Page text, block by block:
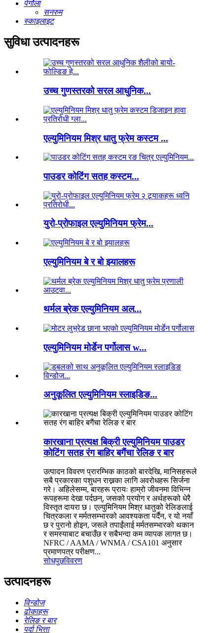
पेर्गोला
सनरुम
स्काइलाइट
सुविधा उत्पादनहरू
उच्च गुणस्तरको सरल आधुनिक...
एल्युमिनियम मिश्र धातु फ्रेम कस्टम ...
पाउडर कोटिंग सतह कस्टम...
युरो-प्रोफाइल एल्युमिनियम फ्रेम...
एल्युमिनियम बे र बो झ्यालहरू
थर्मल ब्रेक एल्युमिनियम अल...
एल्युमिनियम मोर्डेन पर्गोलास w...
अनुकूलित एल्युमिनियम स्लाइडिङ...
कारखाना प्रत्यक्ष बिक्री एल्युमिनियम पाउडर
कोटिंग सतह रंग बाहिर बगैंचा रेलिङ र बार
उत्पादन विवरण प्रारम्भिक काठको बारदेखि, मानिसहरूले
सबै प्रकारका पशुधन राख्नका लागि अवरोधहरू सिर्जना
गरे। अहिलेसम्म, बारहरू प्रायः हाम्रो जीवनमा विभिन्न
रूपहरूमा देखा पर्दछन्, जसको प्रयोग र अर्थहरूको धेरै
विस्तृत दायरा छ। एल्युमिनियम मिश्र धातुको रेलिङलाई
चित्रकला र मर्मतसम्भारको आवश्यकता पर्दैन, र यो नयाँ
छ र पुरानो होइन, जसले तपाईंलाई मर्मतसम्भारको थकान
र समस्याबाट बचाउँछ र सबैभन्दा कम व्यापक लागत छ।
NFRC / AAMA / WNMA / CSA101 अनुसार
प्रमाणपत्र परीक्षण...
सोधपुछविवरण
उत्पादनहरू
विन्डोज
ढोकाहरू
रेलिङ र बार
पर्दा भित्ता